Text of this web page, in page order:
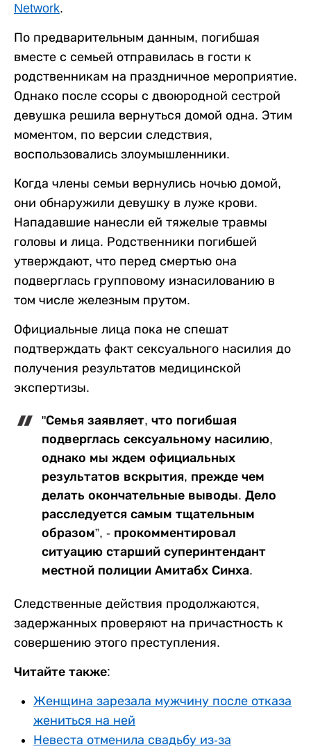
Network.
По предварительным данным, погибшая
вместе с семьей отправилась в гости к
родственникам на праздничное мероприятие.
Однако после ссоры с двоюродной сестрой
девушка решила вернуться домой одна. Этим
моментом, по версии следствия,
воспользовались злоумышленники.
Когда члены семьи вернулись ночью домой,
они обнаружили девушку в луже крови.
Нападавшие нанесли ей тяжелые травмы
головы и лица. Родственники погибшей
утверждают, что перед смертью она
подверглась групповому изнасилованию в
том числе железным прутом.
Официальные лица пока не спешат
подтверждать факт сексуального насилия до
получения результатов медицинской
экспертизы.
"Семья заявляет, что погибшая
подверглась сексуальному насилию,
однако мы ждем официальных
результатов вскрытия, прежде чем
делать окончательные выводы. Дело
расследуется самым тщательным
образом”, - прокомментировал
ситуацию старший суперинтендант
местной полиции Амитабх Синха.
Следственные действия продолжаются,
задержанных проверяют на причастность к
совершению этого преступления.
Читайте также:
Женщина зарезала мужчину после отказа
жениться на ней
Невеста отменила свадьбу из-за